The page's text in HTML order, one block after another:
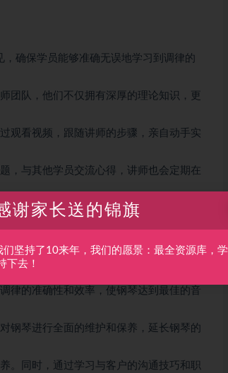
确保学员能够准确无误地学习到调律的
团队，他们不仅拥有深厚的理论知识，更
观看视频，跟随讲师的步骤，亲自动手实
，与其他学员交流心得，讲师也会定期在
回顾课程内容，获取最新的调律技术和行
律的准确性和效率，使钢琴达到最佳的音
钢琴进行全面的维护和保养，延长钢琴的
。同时，通过学习与客户的沟通技巧和职
谢家长送的锦旗
们坚持了10来年，我们的愿景：最全资源库，学
下去！